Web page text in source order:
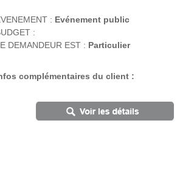
: Evénement public
:
DEMANDEUR EST : Particulier
complémentaires du client :